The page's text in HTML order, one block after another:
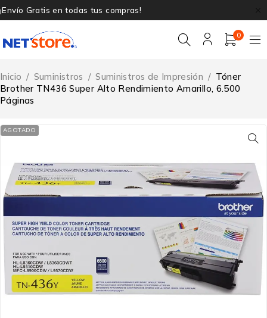
¡Envío Gratis en todas tus compras!
0
Inicio / Suministros / Suministros de Impresión / Tóner
Brother TN436 Super Alto Rendimiento Amarillo, 6.500
Páginas
AGOTADO